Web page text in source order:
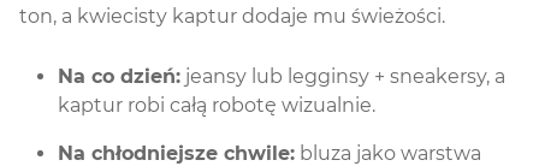
ton, a kwiecisty kaptur dodaje mu świeżości.
Na co dzień: jeansy lub legginsy + sneakersy, a
kaptur robi całą robotę wizualnie.
Na chłodniejsze chwile: bluza jako warstwa